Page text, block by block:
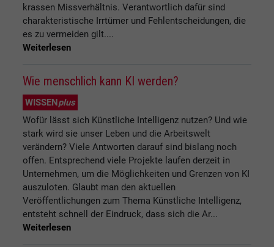
krassen Missverhältnis. Verantwortlich dafür sind
charakteristische Irrtümer und Fehlentscheidungen, die
es zu vermeiden gilt....
Weiterlesen
Wie menschlich kann KI werden?
WISSENplus
Wofür lässt sich Künstliche Intelligenz nutzen? Und wie
stark wird sie unser Leben und die Arbeitswelt
verändern? Viele Antworten darauf sind bislang noch
offen. Entsprechend viele Projekte laufen derzeit in
Unternehmen, um die Möglichkeiten und Grenzen von KI
auszuloten. Glaubt man den aktuellen
Veröffentlichungen zum Thema Künstliche Intelligenz,
entsteht schnell der Eindruck, dass sich die Ar...
Weiterlesen